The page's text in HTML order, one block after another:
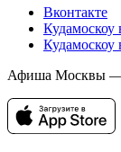
Вконтакте
Кудамоскоу
Кудамоскоу
Афиша Москвы —